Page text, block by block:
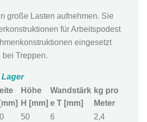
große Lasten aufnehmen. Sie
für Arbeitspodest
eingesetzt
bei Treppen.
Höhe
H [mm]
Wandstärk
e T [mm]
kg pro
Meter
50 6
2,4